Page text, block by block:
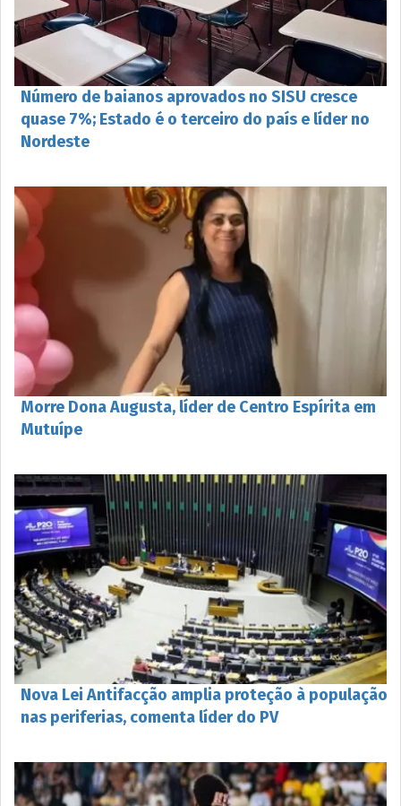
Número de baianos aprovados no SISU cresce
quase 7%; Estado é o terceiro do país e líder no
Nordeste
Morre Dona Augusta, líder de Centro Espírita em
Mutuípe
Nova Lei Antifacção amplia proteção à população
nas periferias, comenta líder do PV